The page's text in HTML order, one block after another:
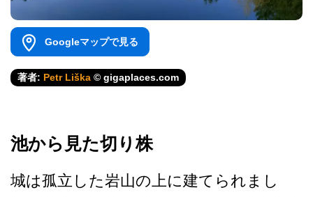
Googleマップで見る
著者: Petr Liška © gigaplaces.com
池から見た切り株
城は孤立した岩山の上に建て­られまし